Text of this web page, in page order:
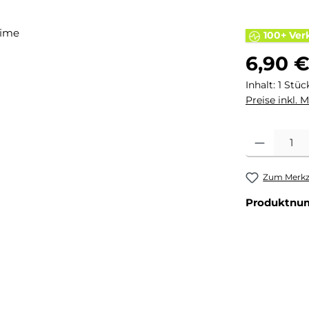
100+
Regulärer
6,90 €
Inhalt: 1
Preise inkl.
Produkt
Zum